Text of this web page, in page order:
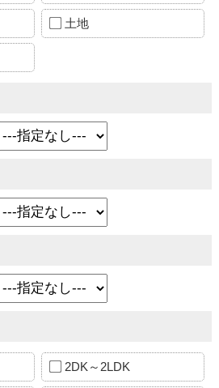
土地
2DK～2LDK